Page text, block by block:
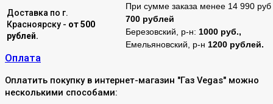
Доставка по г.
Красноярску - от 500
рублей.
При сумме заказа менее 14 990 руб
700 рублей
Березовский, р-н: 1000 руб.,
Емельяновский, р-н 1200 рублей.
Оплата
Оплатить покупку в интернет-магазин "Газ Vegas" можно
несколькими способами: